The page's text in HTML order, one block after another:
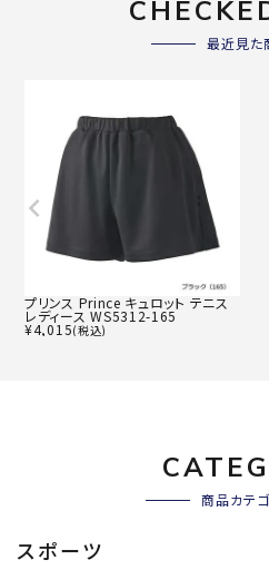
最近見た
プリンス Prince キュロット テニス
レディース WS5312-165
¥4,015(税込)
商品カテ
スポーツ